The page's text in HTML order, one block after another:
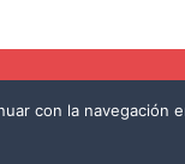
con la navegación